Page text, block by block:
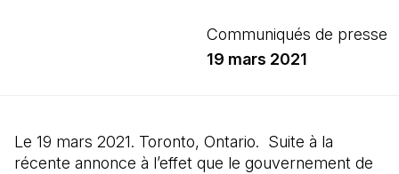
Communiqués de presse
19 mars 2021
Le 19 mars 2021. Toronto, Ontario. Suite à la
récente annonce à l’effet que le gouvernement de